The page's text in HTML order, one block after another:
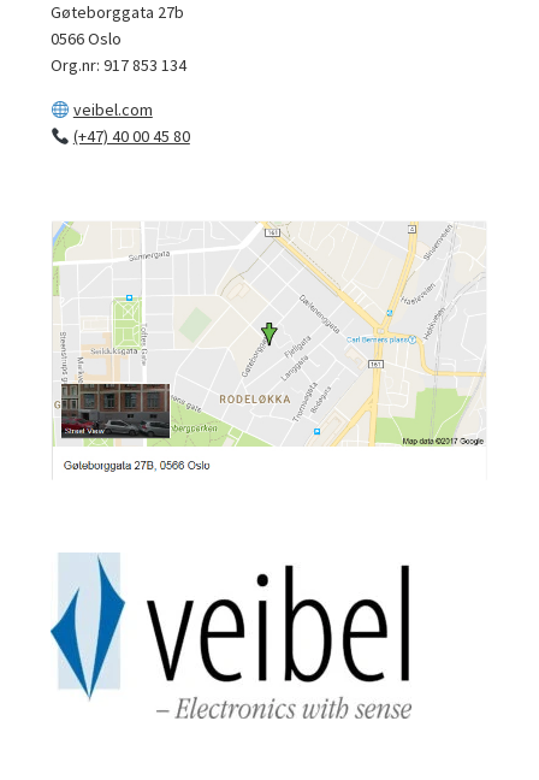
Gøteborggata 27b
0566 Oslo
Org.nr: 917 853 134
veibel.com
(+47) 40 00 45 80